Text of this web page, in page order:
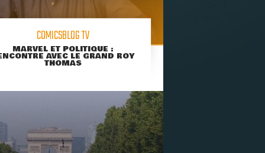
COMICSBLOG TV
MARVEL ET POLITIQUE :
AVEC LE GRAND ROY
THOMAS